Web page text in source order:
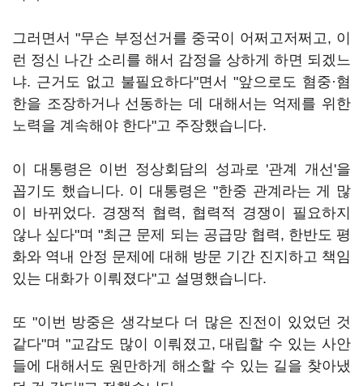
그러면서 "무슨 부정선거를 중국이 어쩌고저쩌고, 이
런 정신 나간 소리를 해서 감정을 상하게 하면 되겠느
냐. 근거도 없고 불필요하다"면서 "앞으로도 혐중·혐
한을 조장하거나 선동하는 데 대해서는 억제를 위한
노력을 계속해야 한다"고 주장했습니다.
이 대통령은 이번 정상회담의 성과로 '관계 개선'을
꼽기도 했습니다. 이 대통령은 "한중 관계라는 게 많
이 바뀌었다. 경쟁적 협력, 협력적 경쟁이 필요하지
않나 싶다"며 "최근 문제 되는 공급망 협력, 한반도 평
화와 역내 안정 문제에 대해 방문 기간 진지하고 책임
있는 대화가 이뤄졌다"고 설명했습니다.
또 "이번 방중은 생각보다 더 많은 진전이 있었던 것
같다"며 "교감도 많이 이뤄졌고, 대립할 수 있는 사안
들에 대해서도 원만하게 해소할 수 있는 길을 찾아냈